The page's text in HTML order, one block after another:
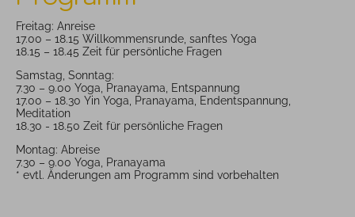
Freitag: Anreise
17.00 – 18.15 Willkommensrunde, sanftes Yoga
18.15 – 18.45 Zeit für persönliche Fragen
Samstag, Sonntag:
7.30 – 9.00 Yoga, Pranayama, Entspannung
17.00 – 18.30 Yin Yoga, Pranayama, Endentspannung,
Meditation
18.30 - 18.50 Zeit für persönliche Fragen
Montag: Abreise
7.30 – 9.00 Yoga, Pranayama
* evtl. Änderungen am Programm sind vorbehalten